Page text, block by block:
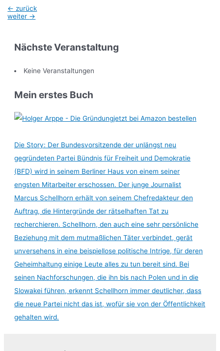
Beitragsnavigation
← zurück
weiter →
Nächste Veranstaltung
Keine Veranstaltungen
Mein erstes Buch
jetzt bei Amazon bestellen
Die Story: Der Bundesvorsitzende der unlängst neu
gegründeten Partei Bündnis für Freiheit und Demokratie
(BFD) wird in seinem Berliner Haus von einem seiner
engsten Mitarbeiter erschossen. Der junge Journalist
Marcus Schellhorn erhält von seinem Chefredakteur den
Auftrag, die Hintergründe der rätselhaften Tat zu
recherchieren. Schellhorn, den auch eine sehr persönliche
Beziehung mit dem mutmaßlichen Täter verbindet, gerät
unversehens in eine beispiellose politische Intrige, für deren
Geheimhaltung einige Leute alles zu tun bereit sind. Bei
seinen Nachforschungen, die ihn bis nach Polen und in die
Slowakei führen, erkennt Schellhorn immer deutlicher, dass
die neue Partei nicht das ist, wofür sie von der Öffentlichkeit
gehalten wird.